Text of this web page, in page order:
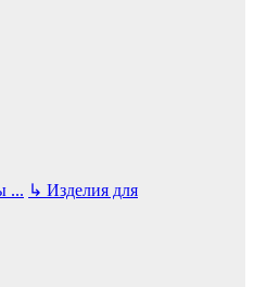
... ↳ Изделия для